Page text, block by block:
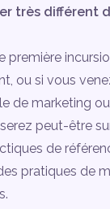
très différent
première
ou si vous
de marketing
peut-être
de
pratiques de